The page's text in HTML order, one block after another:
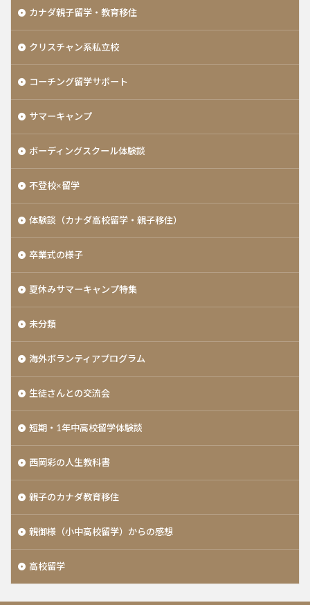
カナダ親子留学・教育移住
クリスチャン系私立校
コーチング留学サポート
サマーキャンプ
ボーディングスクール体験談
不登校×留学
体験談（カナダ高校留学・親子移住）
卒業式の様子
夏休みサマーキャンプ特集
未分類
海外ボランティアプログラム
生徒さんとの交流会
短期・1年中高校留学体験談
西岡彩の人生教科書
親子のカナダ教育移住
親御様（小中高校留学）からの感想
高校留学